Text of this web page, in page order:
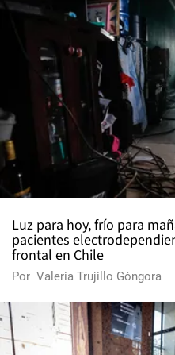
Luz para hoy, frío para
pacientes
frontal en Chile
Por Valeria Trujillo Góngora